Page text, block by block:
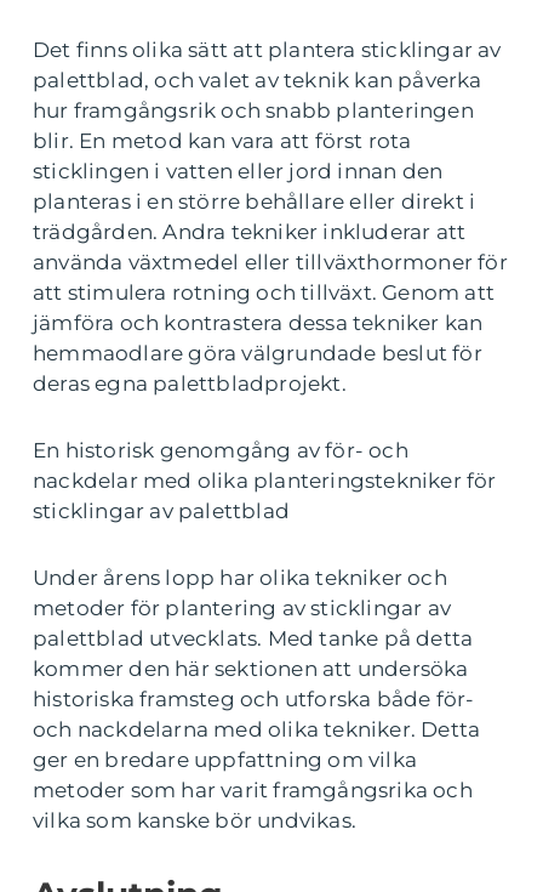
Det finns olika sätt att plantera sticklingar av
palettblad, och valet av teknik kan påverka
hur framgångsrik och snabb planteringen
blir. En metod kan vara att först rota
sticklingen i vatten eller jord innan den
planteras i en större behållare eller direkt i
trädgården. Andra tekniker inkluderar att
använda växtmedel eller tillväxthormoner för
att stimulera rotning och tillväxt. Genom att
jämföra och kontrastera dessa tekniker kan
hemmaodlare göra välgrundade beslut för
deras egna palettbladprojekt.
En historisk genomgång av för- och
nackdelar med olika planteringstekniker för
sticklingar av palettblad
Under årens lopp har olika tekniker och
metoder för plantering av sticklingar av
palettblad utvecklats. Med tanke på detta
kommer den här sektionen att undersöka
historiska framsteg och utforska både för-
och nackdelarna med olika tekniker. Detta
ger en bredare uppfattning om vilka
metoder som har varit framgångsrika och
vilka som kanske bör undvikas.